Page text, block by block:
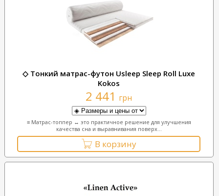
◇ Тонкий матрас-футон Usleep Sleep Roll Luxe
Kokos
2 441 грн
≡ Матрас-топпер ↔ это практичное решение для улучшения
качества сна и выравнивания поверх...
В корзину